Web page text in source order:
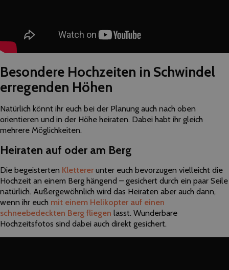
Besondere Hochzeiten in Schwindel
erregenden Höhen
Natürlich könnt ihr euch bei der Planung auch nach oben
orientieren und in der Höhe heiraten. Dabei habt ihr gleich
mehrere Möglichkeiten.
Heiraten auf oder am Berg
Die begeisterten Kletterer unter euch bevorzugen vielleicht die
Hochzeit an einem Berg hängend – gesichert durch ein paar Seile
natürlich. Außergewöhnlich wird das Heiraten aber auch dann,
wenn ihr euch mit einem Helikopter auf einen
schneebedeckten Berg fliegen lasst. Wunderbare
Hochzeitsfotos sind dabei auch direkt gesichert.